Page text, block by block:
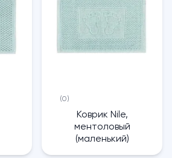
(0)
Коврик Nile,
ментоловый
(маленький)